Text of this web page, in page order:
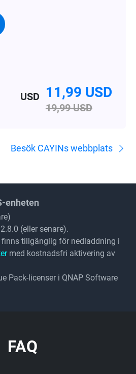
USD 11,99 USD
19,99 USD
Besök CAYINs webbplats
enheten
(eller senare).
finns tillgänglig för nedladdning i
med kostnadsfri aktivering av
Pack-licenser i QNAP Software
FAQ